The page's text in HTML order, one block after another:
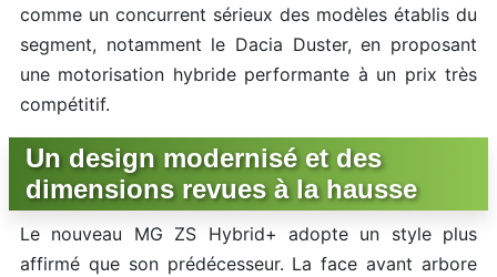
comme un concurrent sérieux des modèles établis du
segment, notamment le Dacia Duster, en proposant
une motorisation hybride performante à un prix très
compétitif.
Un design modernisé et des
dimensions revues à la hausse
Le nouveau MG ZS Hybrid+ adopte un style plus
affirmé que son prédécesseur. La face avant arbore